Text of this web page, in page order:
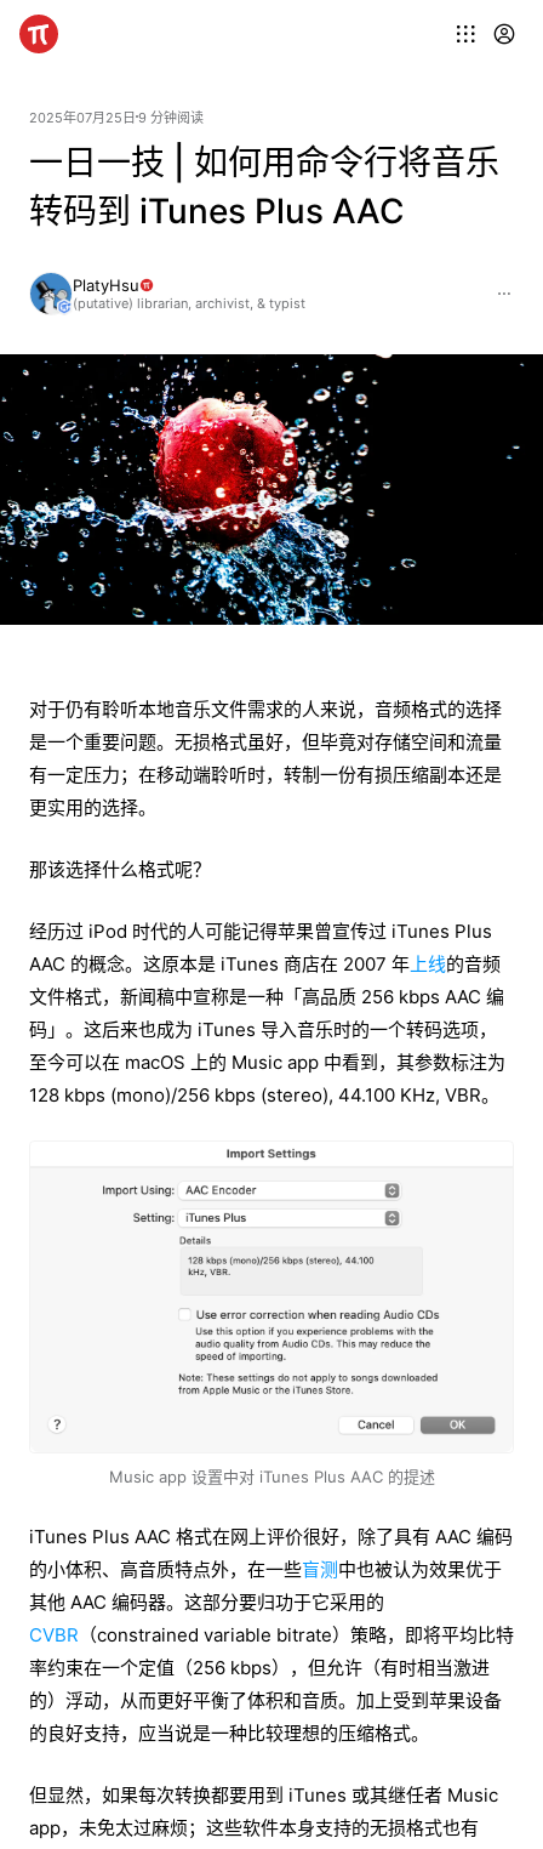
2025年07月25日 9 分钟阅读
一日一技 | 如何用命令行将音乐
转码到 iTunes Plus AAC
PlatyHsu
(putative) librarian, archivist, & typist
对于仍有聆听本地音乐文件需求的人来说，音频格式的选择
是一个重要问题。无损格式虽好，但毕竟对存储空间和流量
有一定压力；在移动端聆听时，转制一份有损压缩副本还是
更实用的选择。
那该选择什么格式呢？
经历过 iPod 时代的人可能记得苹果曾宣传过 iTunes Plus
AAC 的概念。这原本是 iTunes 商店在 2007 年上线的音频
文件格式，新闻稿中宣称是一种「高品质 256 kbps AAC 编
码」。这后来也成为 iTunes 导入音乐时的一个转码选项，
至今可以在 macOS 上的 Music app 中看到，其参数标注为
128 kbps (mono)/256 kbps (stereo), 44.100 KHz, VBR。
Music app 设置中对 iTunes Plus AAC 的提述
iTunes Plus AAC 格式在网上评价很好，除了具有 AAC 编码
的小体积、高音质特点外，在一些盲测中也被认为效果优于
其他 AAC 编码器。这部分要归功于它采用的
CVBR （constrained variable bitrate）策略，即将平均比特
率约束在一个定值（256 kbps），但允许（有时相当激进
的）浮动，从而更好平衡了体积和音质。加上受到苹果设备
的良好支持，应当说是一种比较理想的压缩格式。
但显然，如果每次转换都要用到 iTunes 或其继任者 Music
app，未免太过麻烦；这些软件本身支持的无损格式也有